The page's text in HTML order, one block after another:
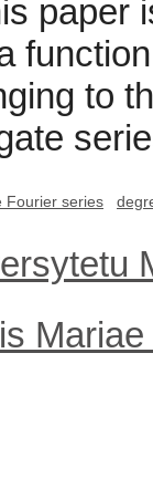
paper
to
Fourier series